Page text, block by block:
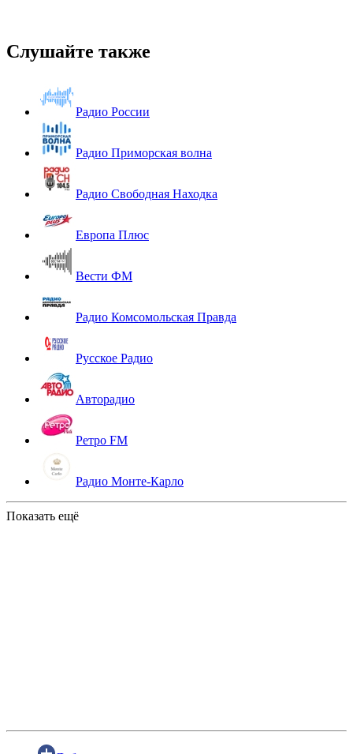
Слушайте также
Радио России
Радио Приморская волна
Радио Свободная Находка
Европа Плюс
Вести ФМ
Радио Комсомольская Правда
Русское Радио
Авторадио
Ретро FM
Радио Монте-Карло
Показать ещё